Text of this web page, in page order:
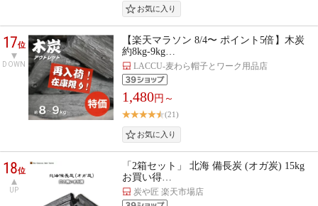
17位
DOWN
【楽天マラソン 8/4〜 ポイント5倍】木炭
約8kg-9kg…
LACCU-麦わら帽子とワーク用品店
1,480円～
(21)
18位
UP
「2箱セット」 北海 備長炭 (オガ炭) 15kg
お買い得…
炭や匠 楽天市場店